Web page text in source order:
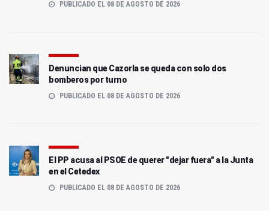
PUBLICADO EL 08 DE AGOSTO DE 2026
Denuncian que Cazorla se queda con solo dos
bomberos por turno
PUBLICADO EL 08 DE AGOSTO DE 2026
El PP acusa al PSOE de querer "dejar fuera" a la Junta
en el Cetedex
PUBLICADO EL 08 DE AGOSTO DE 2026